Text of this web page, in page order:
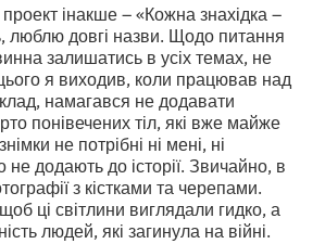
інакше – «Кожна знахідка –
люблю довгі назви. Щодо питання
залишатись в усіх темах, не
я виходив, коли працював над
намагався не додавати
понівечених тіл, які вже майже
не потрібні ні мені, ні
не додають до історії. Звичайно, в
з кістками та черепами.
ці світлини виглядали гидко, а
людей, які загинула на війні.